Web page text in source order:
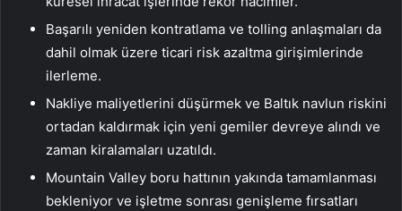
Başarılı yeniden kontratlama ve tolling anlaşmaları da
dahil olmak üzere ticari risk azaltma girişimlerinde
ilerleme.
Nakliye maliyetlerini düşürmek ve Baltık navlun riskini
ortadan kaldırmak için yeni gemiler devreye alındı ve
zaman kiralamaları uzatıldı.
Mountain Valley boru hattının yakında tamamlanması
bekleniyor ve işletme sonrası genişleme fırsatları